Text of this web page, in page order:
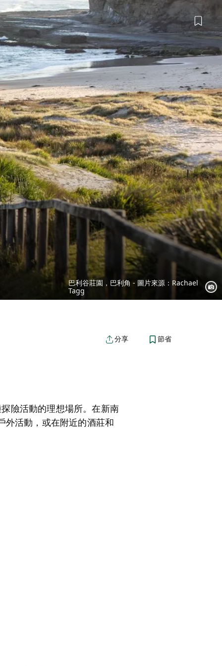
巴利谷莊園，巴利角 - 圖片來源：Rachael
Tagg
分享 節省
險活動的理想場所。在新南
外活動，或在附近的酒莊和